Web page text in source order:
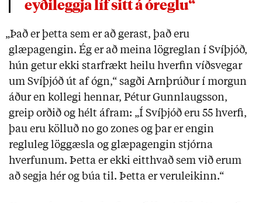
eyðileggja líf sitt á óreglu“
„Það er þetta sem er að gerast, það eru
glæpagengin. Ég er að meina lögreglan í Svíþjóð,
hún getur ekki starfrækt heilu hverfin víðsvegar
um Svíþjóð út af ógn,“ sagði Arnþrúður í morgun
áður en kollegi hennar, Pétur Gunnlaugsson,
greip orðið og hélt áfram: „Í Svíþjóð eru 55 hverfi,
þau eru kölluð no go zones og þar er engin
regluleg löggæsla og glæpagengin stjórna
hverfunum. Þetta er ekki eitthvað sem við erum
að segja hér og búa til. Þetta er veruleikinn.“